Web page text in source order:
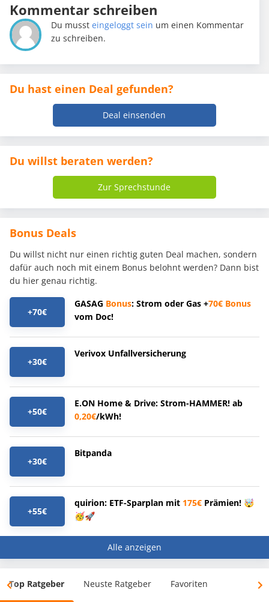
Kommentar schreiben
Du mussteingeloggt sein um einen Kommentar
zu schreiben.
Du hast einen Deal gefunden?
Deal einsenden
Du willst beraten werden?
Zur Sprechstunde
Bonus Deals
Du willst nicht nur einen richtig guten Deal machen, sondern
dafür auch noch mit einem Bonus belohnt werden? Dann bist
du hier genau richtig.
+70€
GASAG Bonus: Strom oder Gas +70€ Bonus
vom Doc!
+30€
Verivox Unfallversicherung
+50€
E.ON Home & Drive: Strom-HAMMER! ab
0,20€/kWh!
+30€
Bitpanda
+55€
quirion: ETF-Sparplan mit 175€ Prämien! 🤯
🥳🚀
Alle anzeigen
Top Ratgeber Neuste Ratgeber Favoriten